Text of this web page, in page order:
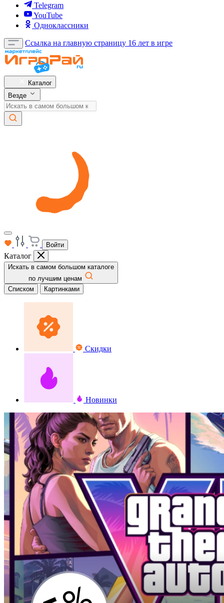
Telegram
YouTube
Одноклассники
Ссылка на главную страницу 16 лет в игре
Каталог
Везде
Войти
Каталог
Искать в самом большом каталоге
по лучшим ценам
Списком
Картинками
Скидки
Новинки